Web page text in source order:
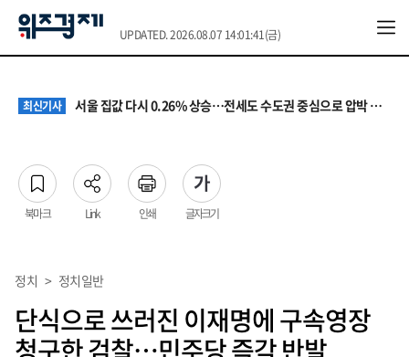
UPDATED. 2026.08.07 14:01:41(금)
최신기사 서울 집값 다시 0.26% 상승…전세도 수도권 중심으로 압박 커져
최신기사 원·하청 교섭 갈등에 안전 지원 위축까지… 노란봉투법 불확실성 해법은
최신기사 청소년 혐오 표현, '처벌과 낙인'에서 '교양과 상식'으로
북마크 Link 인쇄 글자크기
정치 > 정치일반
단식으로 쓰러진 이재명에 구속영장